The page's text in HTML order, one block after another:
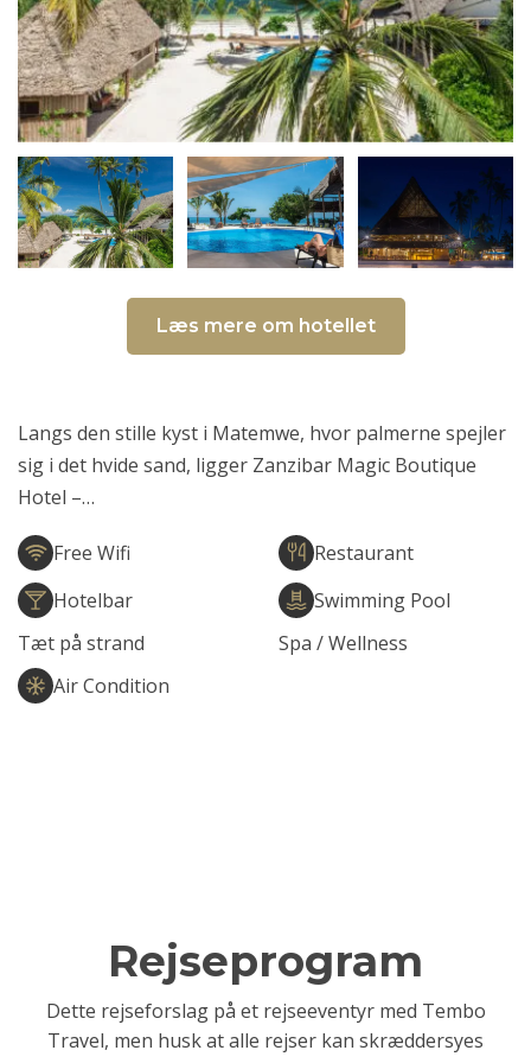
Læs mere om hotellet
Langs den stille kyst i Matemwe, hvor palmerne spejler
sig i det hvide sand, ligger Zanzibar Magic Boutique
Hotel –…
Free Wifi
Restaurant
Hotelbar
Swimming Pool
Tæt på strand
Spa / Wellness
Air Condition
Rejseprogram
Dette rejseforslag på et rejseeventyr med Tembo
Travel, men husk at alle rejser kan skræddersyes